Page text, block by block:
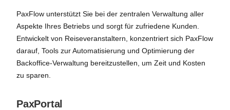
PaxFlow unterstützt Sie bei der zentralen Verwaltung aller
Aspekte Ihres Betriebs und sorgt für zufriedene Kunden.
Entwickelt von Reiseveranstaltern, konzentriert sich PaxFlow
darauf, Tools zur Automatisierung und Optimierung der
Backoffice-Verwaltung bereitzustellen, um Zeit und Kosten
zu sparen.
PaxPortal